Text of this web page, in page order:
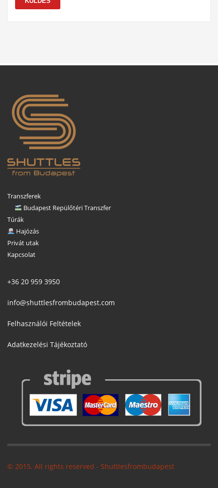
Transzferek
Budapest Repülőtéri Transzfer
Túrák
Hajózás
Privát utak
Kapcsolat
+36 20 959 3950
info@shuttlesfrombudapest.com
Felhasználói Feltételek
Adatkezelési Tájékoztató
© 2015. All rights reserved - Shuttlesfrombudapest